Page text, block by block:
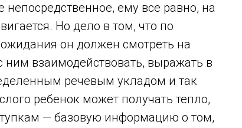
непосредственное, ему все равно, на
Но дело в том, что по
он должен смотреть на
взаимодействовать, выражать в
речевым укладом и так
ребенок может получать тепло,
— базовую информацию о том,